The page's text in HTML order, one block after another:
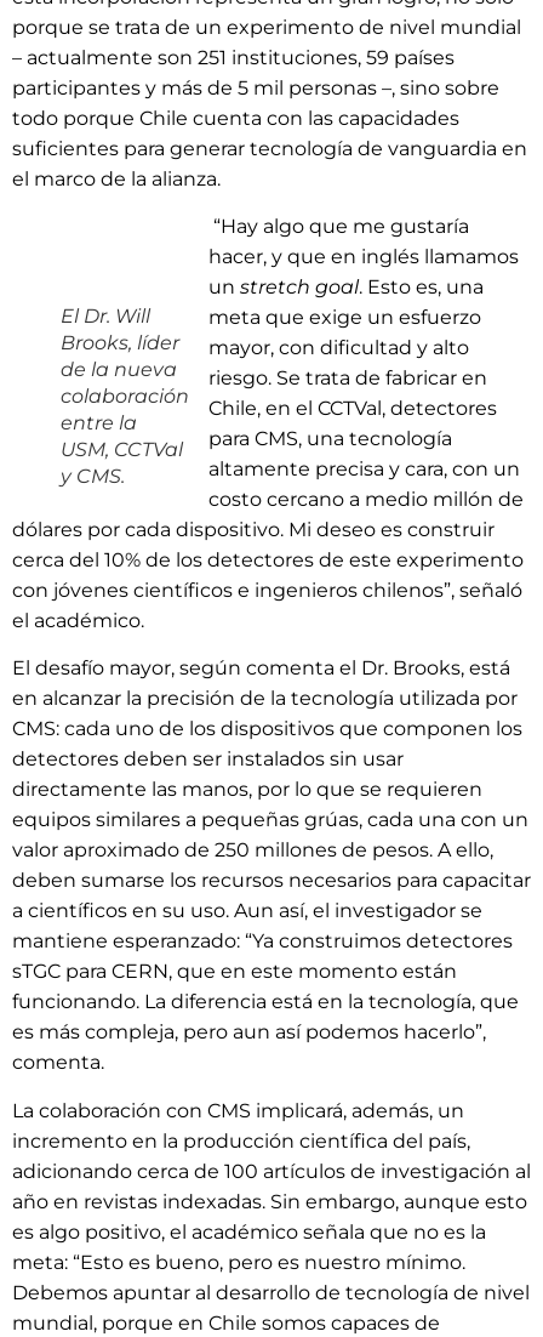
porque se trata de un experimento de nivel mundial
– actualmente son 251 instituciones, 59 países
participantes y más de 5 mil personas –, sino sobre
todo porque Chile cuenta con las capacidades
suficientes para generar tecnología de vanguardia en
el marco de la alianza.
El Dr. Will
Brooks, líder
de la nueva
colaboración
entre la
USM, CCTVal
y CMS.
“Hay algo que me gustaría
hacer, y que en inglés llamamos
un stretch goal. Esto es, una
meta que exige un esfuerzo
mayor, con dificultad y alto
riesgo. Se trata de fabricar en
Chile, en el CCTVal, detectores
para CMS, una tecnología
altamente precisa y cara, con un
costo cercano a medio millón de
dólares por cada dispositivo. Mi deseo es construir
cerca del 10% de los detectores de este experimento
con jóvenes científicos e ingenieros chilenos”, señaló
el académico.
El desafío mayor, según comenta el Dr. Brooks, está
en alcanzar la precisión de la tecnología utilizada por
CMS: cada uno de los dispositivos que componen los
detectores deben ser instalados sin usar
directamente las manos, por lo que se requieren
equipos similares a pequeñas grúas, cada una con un
valor aproximado de 250 millones de pesos. A ello,
deben sumarse los recursos necesarios para capacitar
a científicos en su uso. Aun así, el investigador se
mantiene esperanzado: “Ya construimos detectores
sTGC para CERN, que en este momento están
funcionando. La diferencia está en la tecnología, que
es más compleja, pero aun así podemos hacerlo”,
comenta.
La colaboración con CMS implicará, además, un
incremento en la producción científica del país,
adicionando cerca de 100 artículos de investigación al
año en revistas indexadas. Sin embargo, aunque esto
es algo positivo, el académico señala que no es la
meta: “Esto es bueno, pero es nuestro mínimo.
Debemos apuntar al desarrollo de tecnología de nivel
mundial, porque en Chile somos capaces de